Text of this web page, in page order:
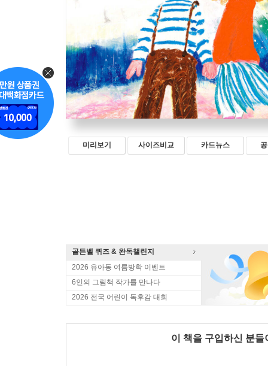
미리보기 사이즈비교 카드뉴스
골든벨 퀴즈 & 완독챌린지
2026 유아동 여름방학 이벤트
6인의 그림책 작가를 만나다
2026 전국 어린이 독후감 대회
이 책을 구입하신 분